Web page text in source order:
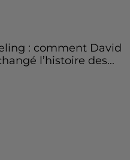
: comment David
l’histoire des...